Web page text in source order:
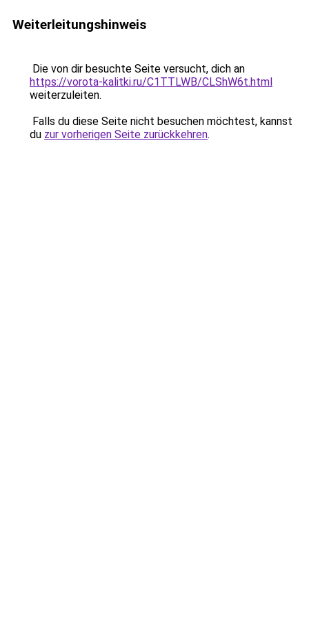
Weiterleitungshinweis
Die von dir besuchte Seite versucht, dich an
https://vorota-kalitki.ru/C1TTLWB/CLShW6t.html
weiterzuleiten.
Falls du diese Seite nicht besuchen möchtest, kannst
du zur vorherigen Seite zurückkehren.